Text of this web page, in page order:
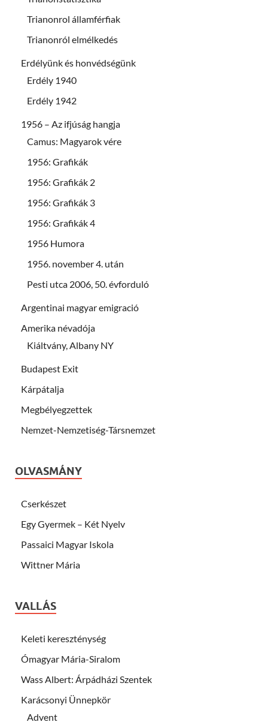
Trianonrol államférfiak
Trianonról elmélkedés
Erdélyünk és honvédségünk
Erdély 1940
Erdély 1942
1956 – Az ifjúság hangja
Camus: Magyarok vére
1956: Grafikák
1956: Grafikák 2
1956: Grafikák 3
1956: Grafikák 4
1956 Humora
1956. november 4. után
Pesti utca 2006, 50. évforduló
Argentinai magyar emigració
Amerika névadója
Kiáltvány, Albany NY
Budapest Exit
Kárpátalja
Megbélyegzettek
Nemzet-Nemzetiség-Társnemzet
OLVASMÁNY
Cserkészet
Egy Gyermek – Két Nyelv
Passaici Magyar Iskola
Wittner Mária
VALLÁS
Keleti kereszténység
Ómagyar Mária-Siralom
Wass Albert: Árpádházi Szentek
Karácsonyi Ünnepkör
Advent